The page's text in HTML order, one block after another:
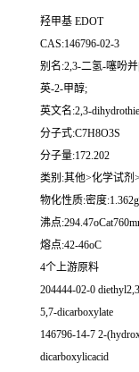
羟甲基 EDOT
CAS:146796-02-3
别名:2,3-二氢-噻吩
英-2-甲醇;
英文名:2,3-
分子式:C7H8O3S
分子量:172.202
类别:其他>化学试剂
物化性质:密度
沸点
熔点:42-46oC
4个上游原料
204444-02-0
5,7-dicarboxylate
146796-14-7 2-
dicarboxylicacid